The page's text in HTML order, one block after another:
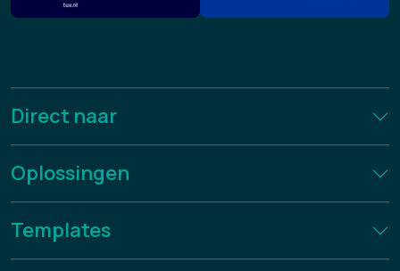
Direct naar
Oplossingen
Templates